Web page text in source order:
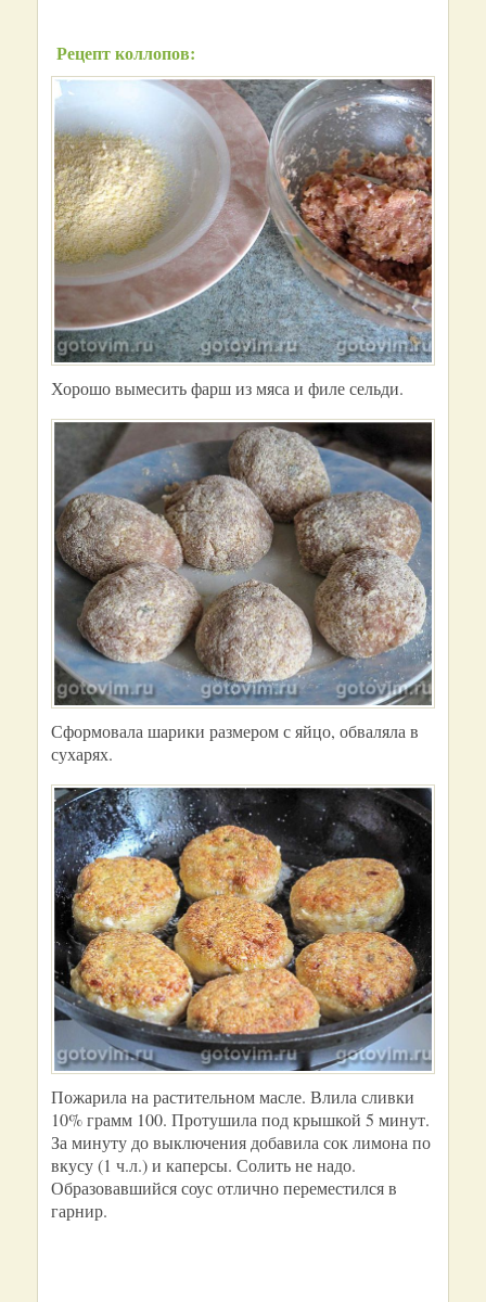
Рецепт коллопов:
Хорошо вымесить фарш из мяса и филе сельди.
Сформовала шарики размером с яйцо, обваляла в
сухарях.
Пожарила на растительном масле. Влила сливки
10% грамм 100. Протушила под крышкой 5 минут.
За минуту до выключения добавила сок лимона по
вкусу (1 ч.л.) и каперсы. Солить не надо.
Образовавшийся соус отлично переместился в
гарнир.